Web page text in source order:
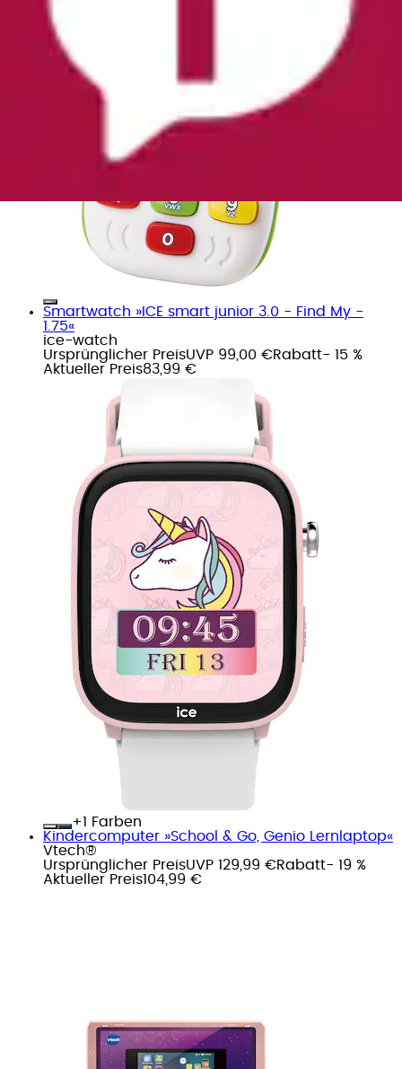
Smartwatch »ICE smart junior 3.0 - Find My -
1.75«
ice-watch
Ursprünglicher PreisUVP 99,00 €Rabatt- 15 %
Aktueller Preis83,99 €
+
Farben
Kindercomputer »School & Go, Genio Lernlaptop«
Vtech®
Ursprünglicher PreisUVP 129,99 €Rabatt- 19 %
Aktueller Preis104,99 €